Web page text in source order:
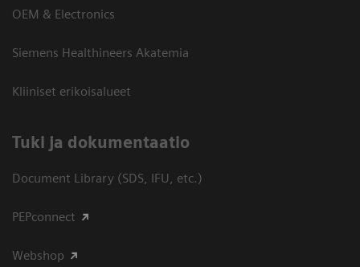
OEM & Electronics
Siemens Healthineers Akatemia
Kliiniset erikoisalueet
​Tuki ja dokumentaatio
Document Library (SDS, IFU, etc.)
PEPconnect
Webshop